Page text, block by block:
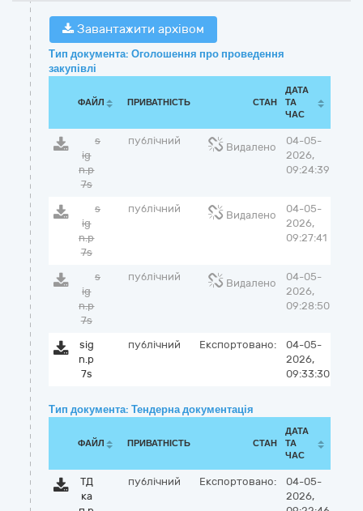
Завантажити архівом
Тип документа: Оголошення про проведення
закупівлі
ФАЙЛ ПРИВАТНІСТЬ СТАН
ДАТА
ТА
ЧАС
s
ig
n.p
7s
публічний
Видалено
04-05-
2026,
09:24:39
s
ig
n.p
7s
публічний
Видалено
04-05-
2026,
09:27:41
s
ig
n.p
7s
публічний
Видалено
04-05-
2026,
09:28:50
sig
n.p
7s
публічний Експортовано:
04-05-
2026,
09:33:30
Тип документа: Тендерна документація
ФАЙЛ ПРИВАТНІСТЬ СТАН
ДАТА
ТА
ЧАС
ТД
ка
публічний Експортовано:
04-05-
2026,